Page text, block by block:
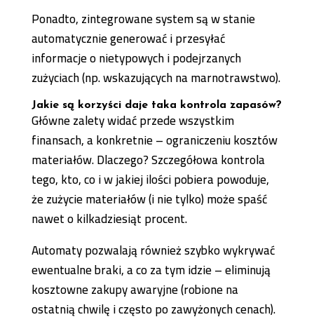
Ponadto, zintegrowane system są w stanie
automatycznie generować i przesyłać
informacje o nietypowych i podejrzanych
zużyciach (np. wskazujących na marnotrawstwo).
Jakie są korzyści daje taka kontrola zapasów?
Główne zalety widać przede wszystkim
finansach, a konkretnie – ograniczeniu kosztów
materiałów. Dlaczego? Szczegółowa kontrola
tego, kto, co i w jakiej ilości pobiera powoduje,
że zużycie materiałów (i nie tylko) może spaść
nawet o kilkadziesiąt procent.
Automaty pozwalają również szybko wykrywać
ewentualne braki, a co za tym idzie – eliminują
kosztowne zakupy awaryjne (robione na
ostatnią chwilę i często po zawyżonych cenach).